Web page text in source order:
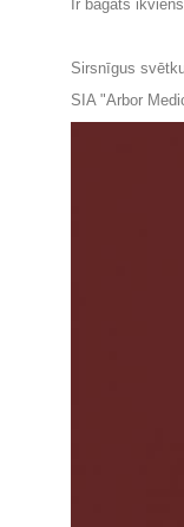
Ir bagāts
Sirsnīgus
SIA "Arbor